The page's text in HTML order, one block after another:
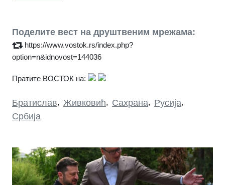
Поделите вест на друштвеним мрежама:
https://www.vostok.rs/index.php?
option=n&idnovost=144036
Пратите ВОСТОК на:
Братислав, Живковић, Сахрана, Русија,
Србија